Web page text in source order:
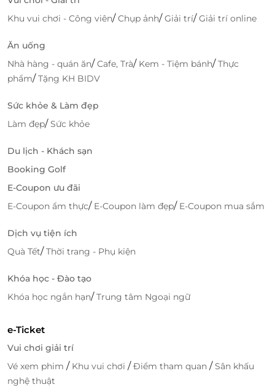
Khu vui chơi - Công viên/Chụp ảnh/Giải trí/Giải trí online
Ăn uống
Nhà hàng - quán ăn/Cafe, Trà/ Kem - Tiệm bánh/Thực
phẩm/Tặng KH BIDV
Sức khỏe & Làm đẹp
Làm đẹp/Sức khỏe
Du lịch - Khách sạn
Booking Golf
E-Coupon ưu đãi
E-Coupon ẩm thực/ E-Coupon làm đẹp/ E-Coupon mua sắm
Dịch vụ tiện ích
Quà Tết/Thời trang - Phụ kiện
Khóa học - Đào tạo
Khóa học ngắn hạn/Trung tâm Ngoại ngữ
e-Ticket
Vui chơi giải trí
Vé xem phim / Khu vui chơi /Điểm tham quan /Sân khấu
nghệ thuật